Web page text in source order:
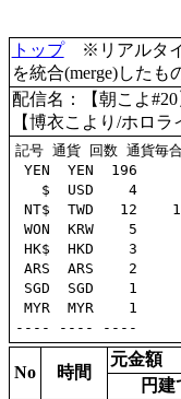
トップ※リアルタイ
を統合(merge)したも
配信名：【朝こよ
【博衣こより/ホロラ
記号 通貨 回数 通貨毎
YEN  YEN  196
$  USD    4
NT$  TWD   12
WON  KRW    5
HK$  HKD    3
ARS  ARS    2
SGD  SGD    1
MYR  MYR    1
No 時間
元金額
円建